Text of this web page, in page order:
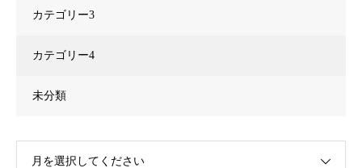
カテゴリー3
カテゴリー4
未分類
月を選択してください